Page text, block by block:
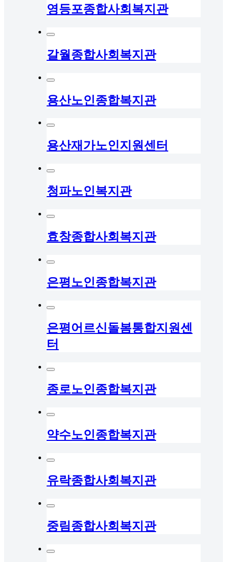
영등포종합사회복지관
갈월종합사회복지관
용산노인종합복지관
용산재가노인지원센터
청파노인복지관
효창종합사회복지관
은평노인종합복지관
은평어르신돌봄통합지원센
터
종로노인종합복지관
약수노인종합복지관
유락종합사회복지관
중림종합사회복지관